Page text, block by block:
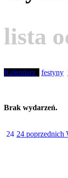
lista
Kalendarz festyny
Brak wydarzeń.
24 poprzednich